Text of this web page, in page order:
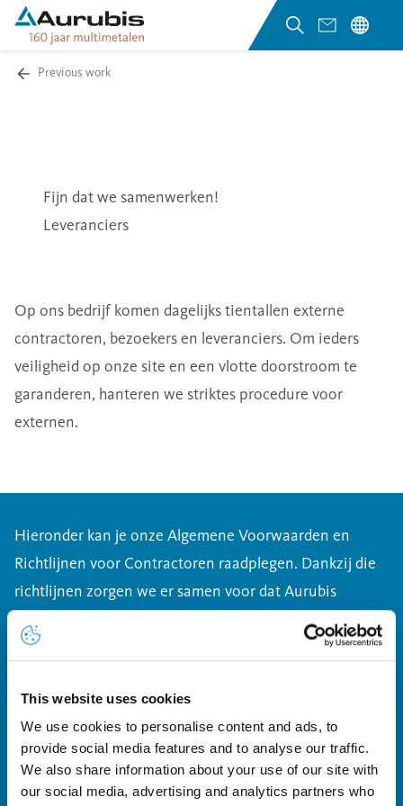
This website uses cookies
We use cookies to personalise content and ads, to
provide social media features and to analyse our traffic.
We also share information about your use of our site with
our social media, advertising and analytics partners who
Previous work
Fijn dat we samenwerken!
Leveranciers
Op ons bedrijf komen dagelijks tientallen externe
contractoren, bezoekers en leveranciers. Om ieders
veiligheid op onze site en een vlotte doorstroom te
garanderen, hanteren we striktes procedure voor
externen.
Hieronder kan je onze Algemene Voorwaarden en
Richtlijnen voor Contractoren raadplegen. Dankzij die
richtlijnen zorgen we er samen voor dat Aurubis
Belgium een veilige omgeving is om binnen te
handelen. Dankjewel voor jouw bijdrage als partner!
Downloads